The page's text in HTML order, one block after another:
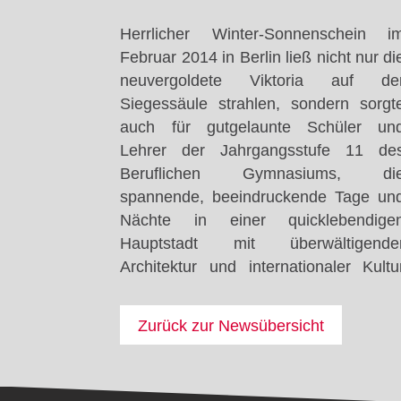
Herrlicher Winter-Sonnenschein
Februar 2014 in Berlin ließ nicht nur
neuvergoldete Viktoria auf
Siegessäule strahlen, sondern
auch für gutgelaunte Schüler
Lehrer der Jahrgangsstufe 11
Beruflichen Gymnasiums,
spannende, beeindruckende Tage
Nächte in einer
Hauptstadt mit
Architektur und internationaler
erlebten. Ein Besuch
Reichstagsgebäude, im
Museum, im Pergamon-Museum
der Alten Nationalgalerie, in
Hackeschen Höfen und auf
Kudamm gehörten ebenso
„Pflicht“-Programm wie eine
Stadtrundfahrt mit East Side
und Bernauer Straße.
Freiräume nutzten viele
außerdem für eine Höhenfahrt auf
Alex und/oder für eine Besichtigung
Zurück zur Newsübersicht